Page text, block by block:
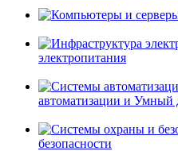
электропитания
автоматизации и Умный
безопасности